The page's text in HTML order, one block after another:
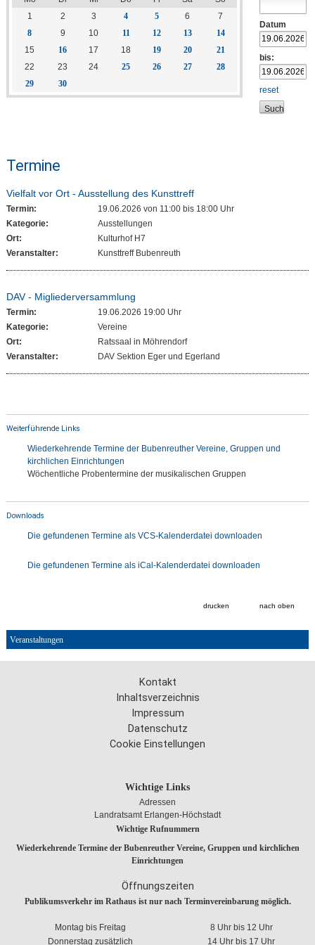
Veranstaltungen
1
2 3 4 5 6
7
8
9 10 11 12 13
14
15
16 17 18 19 20
21
22
23 24 25 26 27
28
29
30
Datum
bis:
reset
Termine
Vielfalt vor Ort - Ausstellung des Kunsttreff
Termin: 19.06.2026 von 11:00 bis 18:00 Uhr
Kategorie:
Ausstellungen
Ort:
Kulturhof H7
Veranstalter:
Kunsttreff Bubenreuth
DAV - Migliederversammlung
Termin:
19.06.2026 19:00 Uhr
Kategorie:
Vereine
Ort:
Ratssaal in Möhrendorf
Veranstalter:
DAV Sektion Eger und Egerland
Weiterführende Links
Wiederkehrende Termine der Bubenreuther Vereine, Gruppen und
kirchlichen Einrichtungen
Wöchentliche Probentermine der musikalischen Gruppen
Downloads
Die gefundenen Termine als VCS-Kalenderdatei downloaden
Die gefundenen Termine als iCal-Kalenderdatei downloaden
drucken nach oben
Kontakt
Inhaltsverzeichnis
Impressum
Datenschutz
Cookie Einstellungen
Wichtige Links
Adressen
Landratsamt Erlangen-Höchstadt
Wichtige Rufnummern
Wiederkehrende Termine der Bubenreuther Vereine, Gruppen und kirchlichen
Einrichtungen
Öffnungszeiten
Publikumsverkehr im Rathaus ist nur nach Terminvereinbarung möglich.
Montag bis Freitag
8 Uhr bis 12 Uhr
Donnerstag zusätzlich
14 Uhr bis 17 Uhr